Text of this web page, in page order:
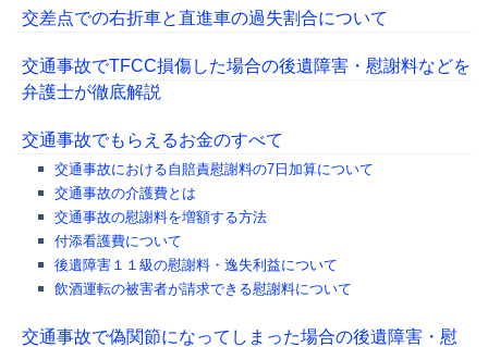
交差点での右折車と直進車の過失割合について
交通事故でTFCC損傷した場合の後遺障害・慰謝料などを
弁護士が徹底解説
交通事故でもらえるお金のすべて
交通事故における自賠責慰謝料の7日加算について
交通事故の介護費とは
交通事故の慰謝料を増額する方法
付添看護費について
後遺障害１１級の慰謝料・逸失利益について
飲酒運転の被害者が請求できる慰謝料について
交通事故で偽関節になってしまった場合の後遺障害・慰